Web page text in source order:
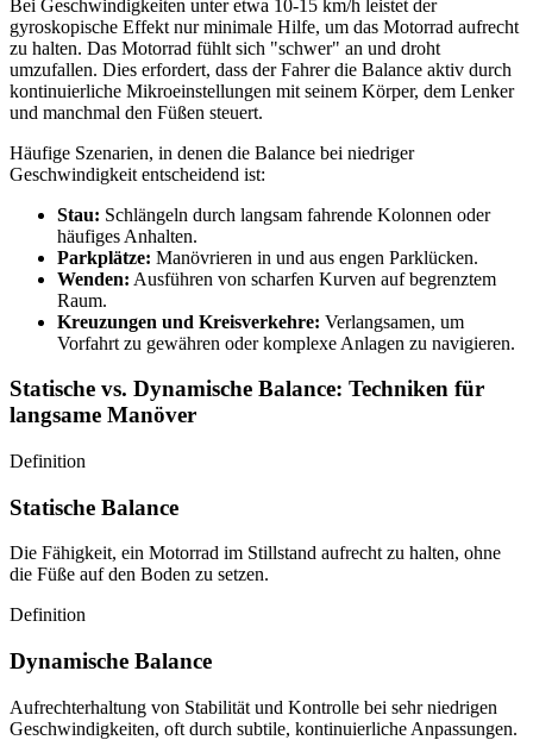
Bei Geschwindigkeiten unter etwa 10-15 km/h leistet der
gyroskopische Effekt nur minimale Hilfe, um das Motorrad aufrecht
zu halten. Das Motorrad fühlt sich "schwer" an und droht
umzufallen. Dies erfordert, dass der Fahrer die Balance aktiv durch
kontinuierliche Mikroeinstellungen mit seinem Körper, dem Lenker
und manchmal den Füßen steuert.
Häufige Szenarien, in denen die Balance bei niedriger
Geschwindigkeit entscheidend ist:
Stau: Schlängeln durch langsam fahrende Kolonnen oder
häufiges Anhalten.
Parkplätze: Manövrieren in und aus engen Parklücken.
Wenden: Ausführen von scharfen Kurven auf begrenztem
Raum.
Kreuzungen und Kreisverkehre: Verlangsamen, um
Vorfahrt zu gewähren oder komplexe Anlagen zu navigieren.
Statische vs. Dynamische Balance: Techniken für
langsame Manöver
Definition
Statische Balance
Die Fähigkeit, ein Motorrad im Stillstand aufrecht zu halten, ohne
die Füße auf den Boden zu setzen.
Definition
Dynamische Balance
Aufrechterhaltung von Stabilität und Kontrolle bei sehr niedrigen
Geschwindigkeiten, oft durch subtile, kontinuierliche Anpassungen.